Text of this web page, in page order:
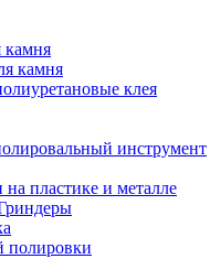
камня
камня
клея
инструмент
пластике и металле